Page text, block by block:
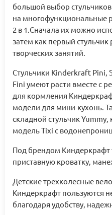
большой выбор
на многофункциональные
2 в 1.Сначала их можно
затем как первый стульчик
творческих занятий.
Стульчики Kinderkraft Pini,
Fini умеют расти вместе с
для кормления
модели для мини-кухонь.
складной стульчик Yummy,
модель Tixi с
Под брендом Киндеркрафт
приставную кроватку,
Детские трехколесные
Киндеркрафт пользуются
благодаря удобству,